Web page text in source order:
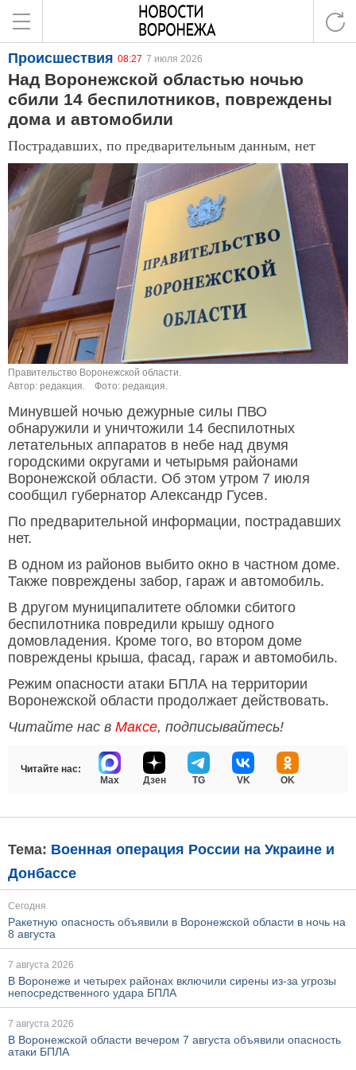
Происшествия 08:27 7 июля 2026
Над Воронежской областью ночью
сбили 14 беспилотников, повреждены
дома и автомобили
Пострадавших, по предварительным данным, нет
Правительство Воронежской области.
Автор: редакция.
Фото: редакция.
Минувшей ночью дежурные силы ПВО
обнаружили и уничтожили 14 беспилотных
летательных аппаратов в небе над двумя
городскими округами и четырьмя районами
Воронежской области. Об этом утром 7 июля
сообщил губернатор Александр Гусев.
По предварительной информации, пострадавших
нет.
В одном из районов выбито окно в частном доме.
Также повреждены забор, гараж и автомобиль.
В другом муниципалитете обломки сбитого
беспилотника повредили крышу одного
домовладения. Кроме того, во втором доме
повреждены крыша, фасад, гараж и автомобиль.
Режим опасности атаки БПЛА на территории
Воронежской области продолжает действовать.
Читайте нас в Максе, подписывайтесь!
Читайте нас:
Max
Дзен TG VK OK
Тема: Военная операция России на Украине и
Донбассе
Сегодня
Ракетную опасность объявили в Воронежской области в ночь на
8 августа
7 августа 2026
В Воронеже и четырех районах включили сирены из-за угрозы
непосредственного удара БПЛА
7 августа 2026
В Воронежской области вечером 7 августа объявили опасность
атаки БПЛА